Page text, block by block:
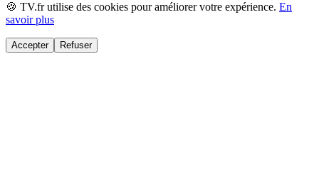
🍪 TV.fr utilise des cookies pour améliorer votre expérience. En
savoir plus
Accepter Refuser